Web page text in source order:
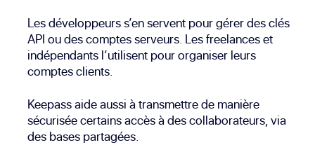
Les développeurs s’en servent pour gérer des clés
API ou des comptes serveurs. Les freelances et
indépendants l’utilisent pour organiser leurs
comptes clients.
Keepass aide aussi à transmettre de manière
sécurisée certains accès à des collaborateurs, via
des bases partagées.